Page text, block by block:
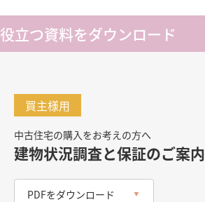
役立つ資料をダウンロード
買主様用
中古住宅の購入をお考えの方へ
建物状況調査と保証のご案内
PDFをダウンロード